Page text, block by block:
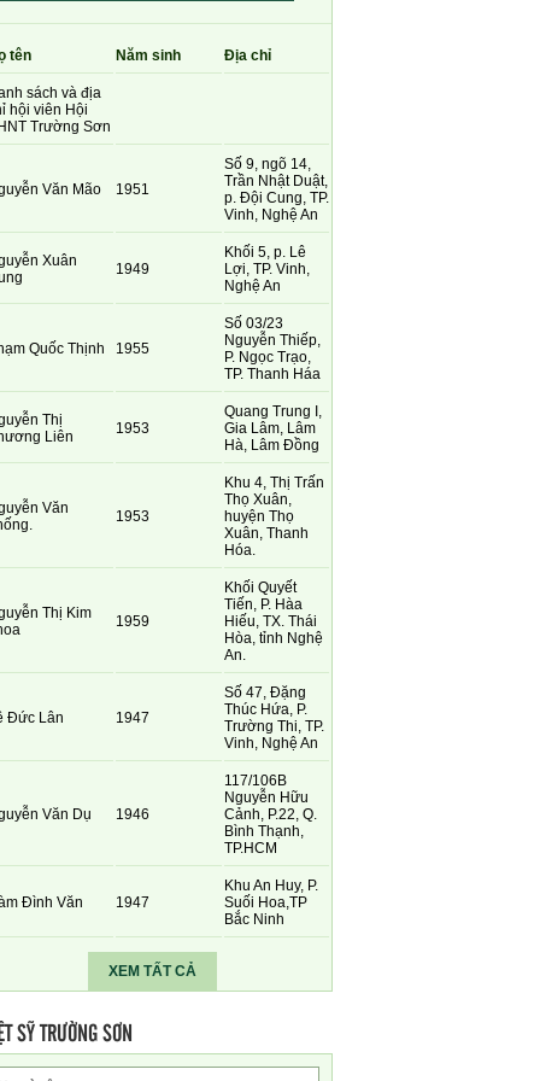
tên Năm sinh Địa chỉ
sách và địa
hội viên Hội
Trường Sơn
Văn Mão 1951
Số 9, ngõ 14,
Trần Nhật Duật,
p. Đội Cung, TP.
Vinh, Nghệ An
Xuân
1949
Khối 5, p. Lê
Lợi, TP. Vinh,
Nghệ An
Quốc Thịnh 1955
Số 03/23
Nguyễn Thiếp,
P. Ngọc Trạo,
TP. Thanh Háa
Thị
Liên
1953
Quang Trung I,
Gia Lâm, Lâm
Hà, Lâm Đồng
Văn
1953
Khu 4, Thị Trấn
Thọ Xuân,
huyện Thọ
Xuân, Thanh
Hóa.
Thị Kim
1959
Khối Quyết
Tiến, P. Hàa
Hiếu, TX. Thái
Hòa, tỉnh Nghệ
An.
Đức Lân 1947
Số 47, Đặng
Thúc Hứa, P.
Trường Thi, TP.
Vinh, Nghệ An
Văn Dụ 1946
117/106B
Nguyễn Hữu
Cảnh, P.22, Q.
Bình Thạnh,
TP.HCM
Đình Văn 1947
Khu An Huy, P.
Suối Hoa,TP
Bắc Ninh
XEM TẤT CẢ
SỸ TRƯỜNG SƠN